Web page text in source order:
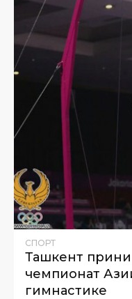
СПОРТ
Ташкент
чемпионат
гимнастике